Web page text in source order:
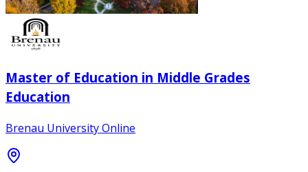
Master of Education in Middle Grades
Education
Brenau University Online